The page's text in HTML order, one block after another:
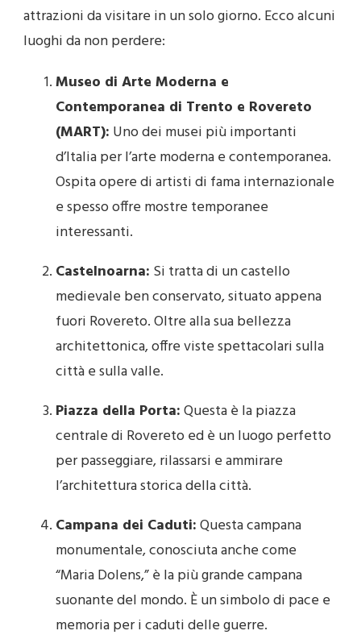
attrazioni da visitare in un solo giorno. Ecco alcuni
luoghi da non perdere:
Museo di Arte Moderna e
Contemporanea di Trento e Rovereto
(MART): Uno dei musei più importanti
d’Italia per l’arte moderna e contemporanea.
Ospita opere di artisti di fama internazionale
e spesso offre mostre temporanee
interessanti.
Castelnoarna: Si tratta di un castello
medievale ben conservato, situato appena
fuori Rovereto. Oltre alla sua bellezza
architettonica, offre viste spettacolari sulla
città e sulla valle.
Piazza della Porta:Questa è la piazza
centrale di Rovereto ed è un luogo perfetto
per passeggiare, rilassarsi e ammirare
l’architettura storica della città.
Campana dei Caduti:Questa campana
monumentale, conosciuta anche come
“Maria Dolens,” è la più grande campana
suonante del mondo. È un simbolo di pace e
memoria per i caduti delle guerre.